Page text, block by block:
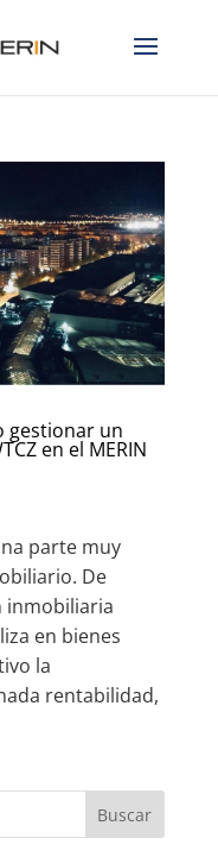
gestionar un
en el MERIN
parte muy
De
inmobiliaria
en bienes
la
rentabilidad,